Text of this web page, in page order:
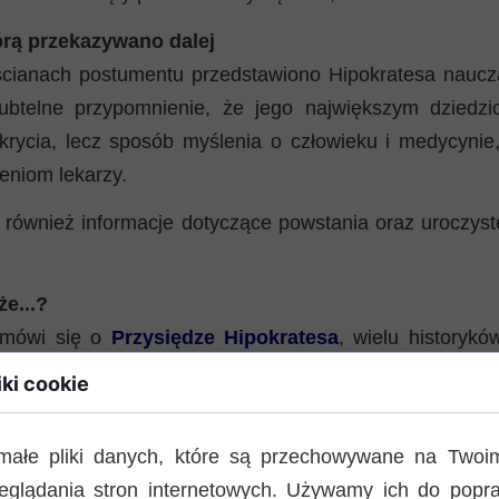
przekazywano dalej
postumentu przedstawiono Hipokratesa
przypomnienie, że jego największym
lecz sposób myślenia o człowieku i
lekarzy.
informacje dotyczące powstania oraz
się o Przysiędze Hipokratesa, wielu
sam Hipokrates, lecz jego uczniowie. Powstała
cookie
pliki danych, które są przechowywane na
stron internetowych. Używamy ich do